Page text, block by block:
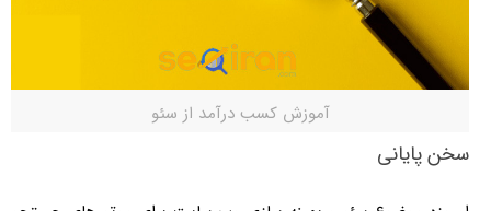
آموزش کسب درآمد از سئو
سخن پایانی